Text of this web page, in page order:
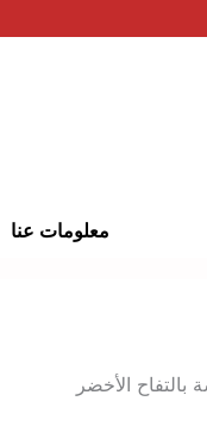
معلومات عنا
بالتفاح الأخضر